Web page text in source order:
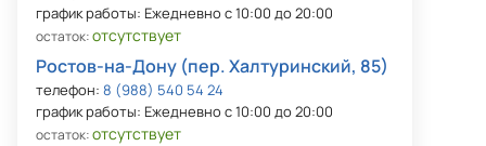
график работы: Ежедневно с 10:00 до 20:00
остаток:отсутствует
Ростов-на-Дону (пер. Халтуринский, 85)
телефон: 8 (988) 540 54 24
график работы: Ежедневно с 10:00 до 20:00
остаток:отсутствует